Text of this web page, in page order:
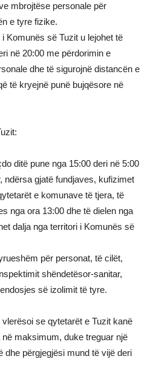
mbrojtëse personale për
e tyre fizike.
Komunës së Tuzit u lejohet të
në 20:00 me përdorimin e
dhe të sigurojnë distancën e
të kryejnë punë bujqësore në
ditë pune nga 15:00 deri në 5:00
ndërsa gjatë fundjaves, kufizimet
e komunave të tjera, të
nga ora 13:00 dhe të dielen nga
dalja nga territori i Komunës së
për personat, të cilët,
shëndetësor-sanitar,
së izolimit të tyre.
se qytetarët e Tuzit kanë
maksimum, duke treguar një
dhe përgjegjësi mund të vijë deri